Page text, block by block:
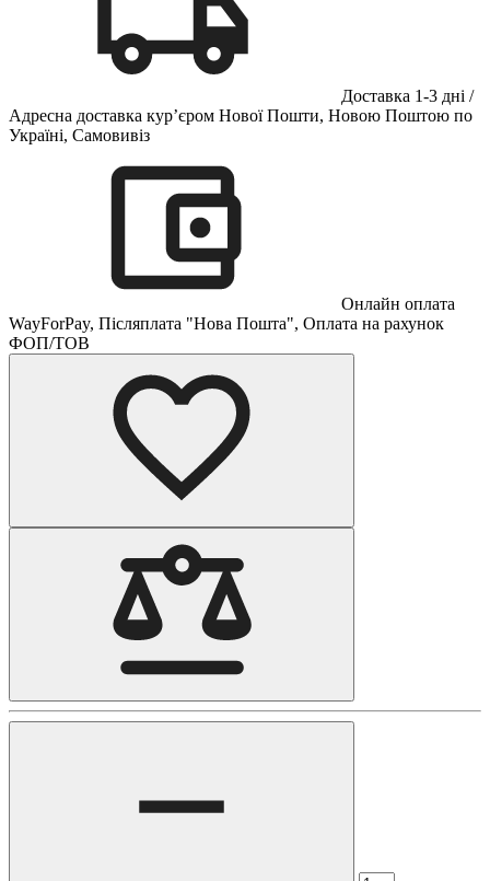
Доставка 1-3 дні /
Адресна доставка кур’єром Нової Пошти, Новою Поштою по
Україні, Самовивіз
Онлайн оплата
WayForPay, Післяплата "Нова Пошта", Оплата на рахунок
ФОП/ТОВ